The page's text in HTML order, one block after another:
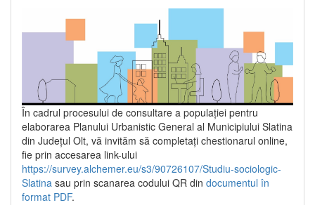
În cadrul procesului de consultare a populaţiei pentru
elaborarea Planului Urbanistic General al Municipiului Slatina
din Județul Olt, vă invităm să completați chestionarul online,
fie prin accesarea link-ului
https://survey.alchemer.eu/s3/90726107/Studiu-sociologic-
Slatina sau prin scanarea codului QR din documentul în
format PDF.